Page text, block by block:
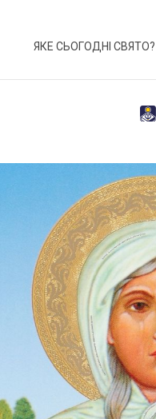
ЯКЕ СЬОГОДНІ СВЯТО?